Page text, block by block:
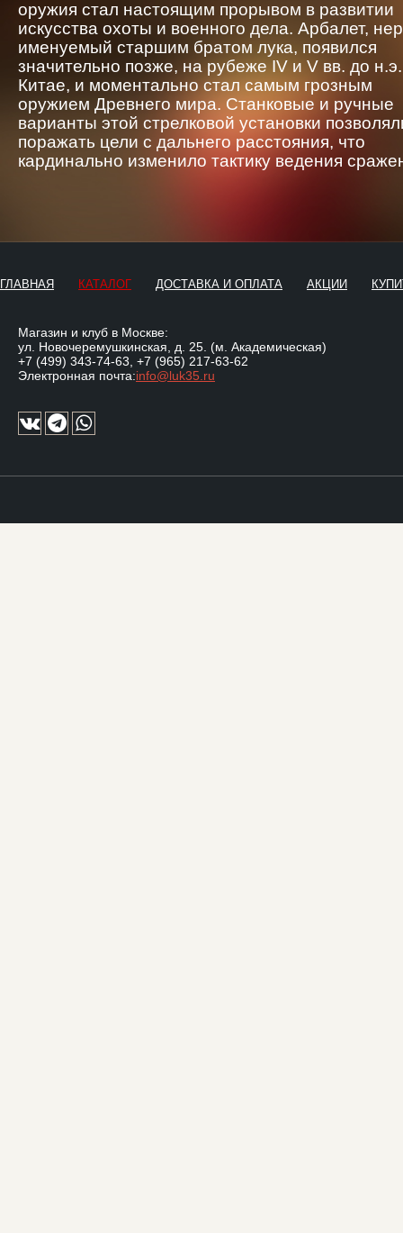
оружия стал настоящим прорывом в развитии
искусства охоты и военного дела. Арбалет,
именуемый старшим братом лука, появился
значительно позже, на рубеже IV и V вв. до
Китае, и моментально стал самым грозным
оружием Древнего мира. Станковые и ручные
варианты этой стрелковой установки
поражать цели с дальнего расстояния, что
кардинально изменило тактику ведения
ГЛАВНАЯ КАТАЛОГ ДОСТАВКА И ОПЛАТА АКЦИИ
Магазин и клуб в Москве:
ул. Новочеремушкинская, д. 25. (м. Академическая)
+7 (499) 343-74-63 +7 (965) 217-63-62
Электронная почта:info@luk35.ru